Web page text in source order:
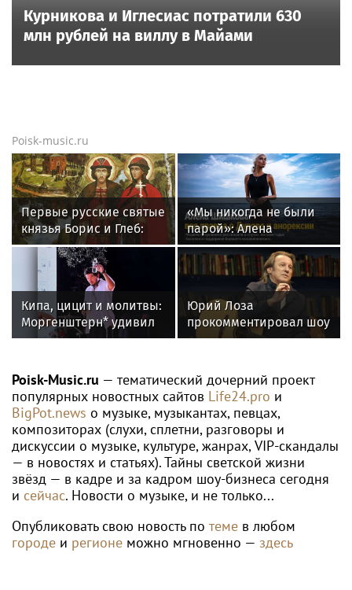
Курникова и Иглесиас потратили 630
млн рублей на виллу в Майами
Poisk-music.ru
Первые русские святые
князья Борис и Глеб:
история гибели и
почему их почитают до
«Мы никогда не были
парой»: Алена
Шишкова — о Павле
Дурове, борьбе с
анорексией и помощи
Кипа, цицит и молитвы:
Моргенштерн* удивил
публику новым
репертуаром
Юрий Лоза
прокомментировал шоу
Димы Билана словами
Poisk-Music.ru — тематический дочерний проект
популярных новостных сайтов Life24.pro и
BigPot.news о музыке, музыкантах, певцах,
композиторах (слухи, сплетни, разговоры и
дискуссии о музыке, культуре, жанрах, VIP-скандалы
— в новостях и статьях). Тайны светской жизни
звёзд — в кадре и за кадром шоу-бизнеса сегодня
и сейчас. Новости о музыке, и не только...
Опубликовать свою новость по теме в любом
городе и регионе можно мгновенно — здесь